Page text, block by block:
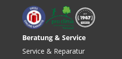
CHF 119.00Beratung & Service
Service & Reparatur